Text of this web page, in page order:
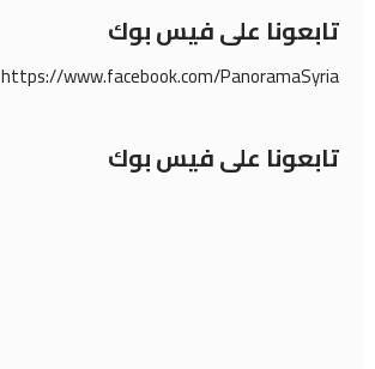
تابعونا على فيس بوك
https://www.facebook.com/PanoramaSyria
تابعونا على فيس بوك